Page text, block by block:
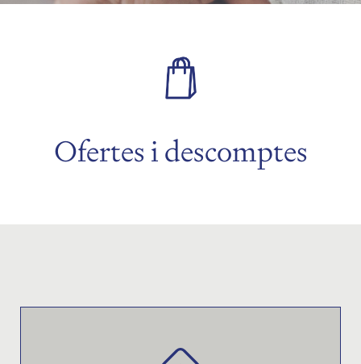
Ofertes i descomptes